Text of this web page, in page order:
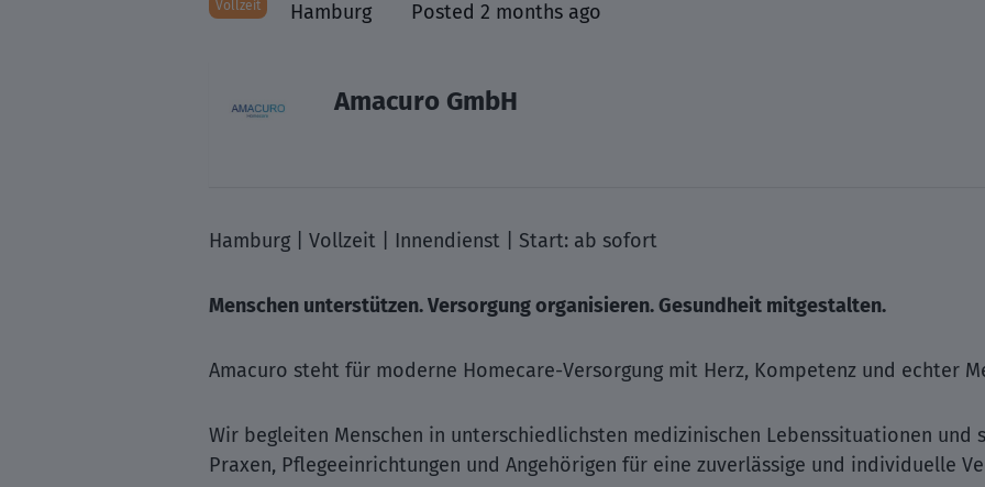
Vollzeit Hamburg Posted 2 months ago
Amacuro GmbH
Hamburg | Vollzeit | Innendienst | Start: ab sofort
Menschen unterstützen. Versorgung organisieren. Gesundheit mitgestalten.
Amacuro steht für moderne Homecare-Versorgung mit Herz, Kompetenz und echter
Wir begleiten Menschen in unterschiedlichsten medizinischen Lebenssituationen und
Praxen, Pflegeeinrichtungen und Angehörigen für eine zuverlässige und individuelle